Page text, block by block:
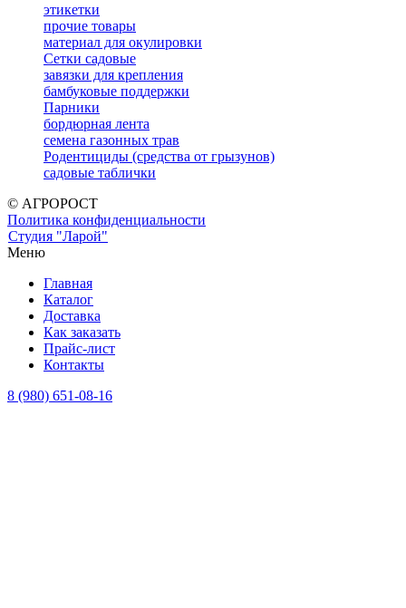
этикетки
прочие товары
материал для окулировки
Сетки садовые
завязки для крепления
бамбуковые поддержки
Парники
бордюрная лента
семена газонных трав
Родентициды (средства от грызунов)
садовые таблички
© АГРОРОСТ
Политика конфиденциальности
Студия "Ларой"
Меню
Главная
Каталог
Доставка
Как заказать
Прайс-лист
Контакты
8 (980) 651-08-16